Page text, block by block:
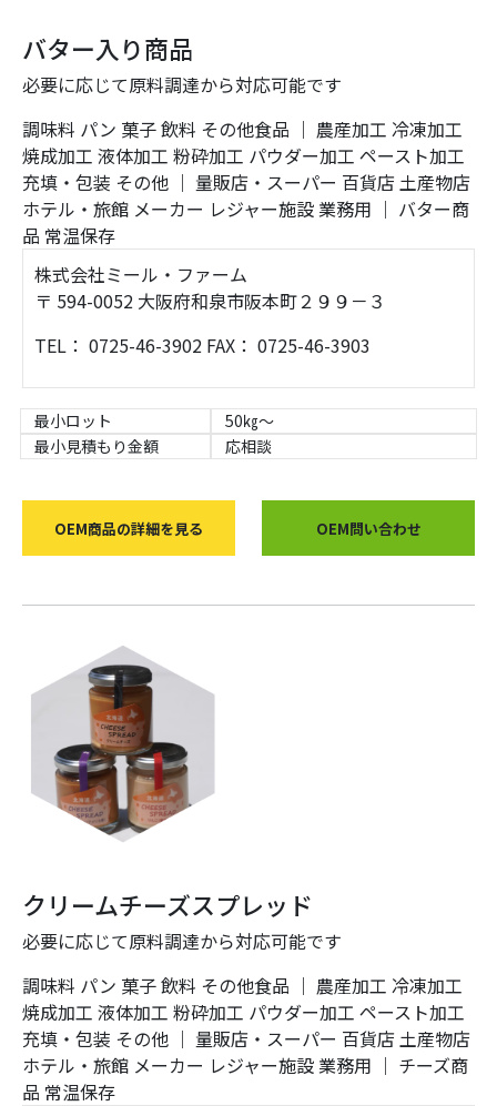
バター入り商品
必要に応じて原料調達から対応可能です
調味料 パン 菓子飲料 その他食品 ｜ 農産加工 冷凍加工
焼成加工 液体加工 粉砕加工 パウダー加工 ペースト加工
充填・包装 その他 ｜ 量販店・スーパー 百貨店土産物店
ホテル・旅館 メーカー レジャー施設業務用 ｜ バター商
品 常温保存
株式会社ミール・ファーム
〒 594-0052 大阪府和泉市阪本町２９９－３
TEL： 0725-46-3902 FAX： 0725-46-3903
最小ロット
50㎏～
最小見積もり金額
応相談
OEM商品の詳細を見る OEM問い合わせ
クリームチーズスプレッド
必要に応じて原料調達から対応可能です
調味料 パン 菓子飲料 その他食品 ｜ 農産加工 冷凍加工
焼成加工 液体加工 粉砕加工 パウダー加工 ペースト加工
充填・包装 その他 ｜ 量販店・スーパー 百貨店土産物店
ホテル・旅館 メーカー レジャー施設業務用 ｜ チーズ商
品 常温保存